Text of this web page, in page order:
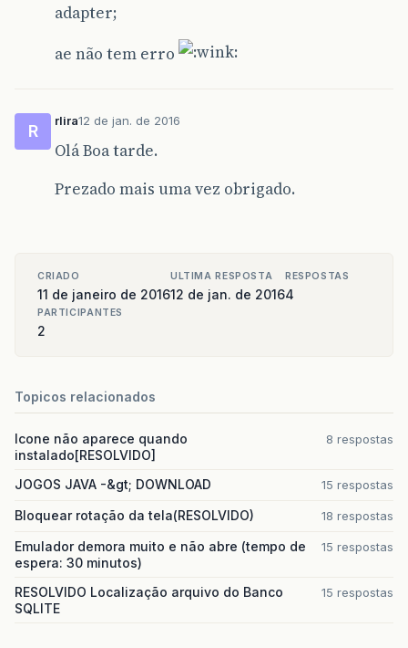
adapter;
ae não tem erro
R
rlira12 de jan. de 2016
Olá Boa tarde.
Prezado mais uma vez obrigado.
CRIADO
11 de janeiro de 2016
ULTIMA RESPOSTA
12 de jan. de 2016
RESPOSTAS
4
PARTICIPANTES
2
Topicos relacionados
Icone não aparece quando
instalado[RESOLVIDO]
8 respostas
JOGOS JAVA -&gt; DOWNLOAD 15 respostas
Bloquear rotação da tela(RESOLVIDO) 18 respostas
Emulador demora muito e não abre (tempo de
espera: 30 minutos)
15 respostas
RESOLVIDO Localização arquivo do Banco
SQLITE
15 respostas